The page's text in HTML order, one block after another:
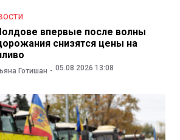
впервые после волны
снизятся цены на
Готишан 05.08.2026 13:08